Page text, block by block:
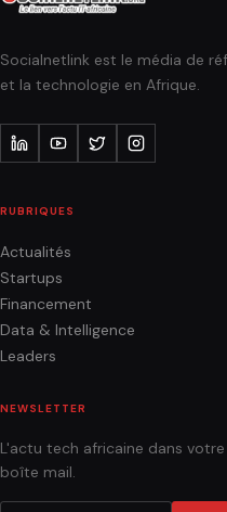
Socialnetlink est le média de
et la technologie en Afrique.
RUBRIQUES
Actualités
Startups
Financement
Data & Intelligence
Leaders
NEWSLETTER
L'actu tech africaine dans votre
boîte mail.